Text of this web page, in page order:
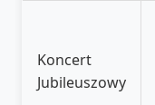
Koncert
Jubileuszowy